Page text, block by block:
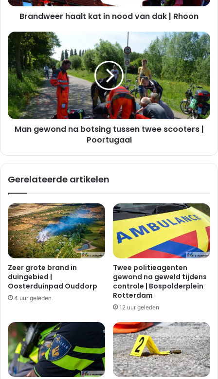
r
a
l
t
k
a
t
i
n
n
v
n
k
|
R
h
o
n
Brandweer haalt kat in nood van dak | Rhoon
M
a
n
g
e
w
o
n
d
s
g
t
u
s
s
n
t
e
s
c
o
t
e
Man gewond na botsing tussen twee scooters |
Poortugaal
Gerelateerde artikelen
Zeer grote brand in
duingebied |
Oosterduinpad Ouddorp
4 uur geleden
Twee politieagenten
gewond na geweld tijdens
controle | Bospolderplein
Rotterdam
12 uur geleden